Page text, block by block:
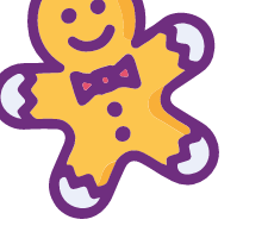
| All Rights Reserved.